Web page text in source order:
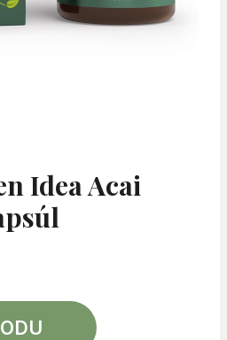
Idea Acai